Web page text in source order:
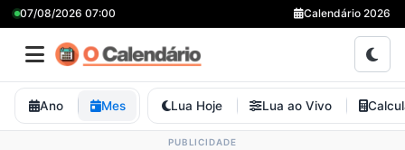
07/08/2026 07:00 Calendário 2026
Ano Mes Lua Hoje Lua ao Vivo